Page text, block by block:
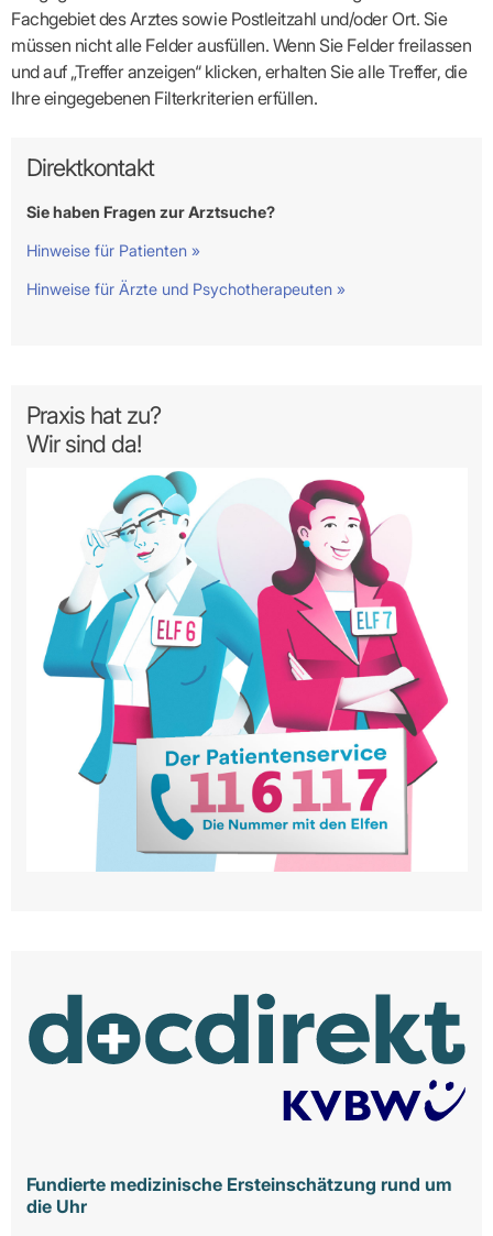
Fachgebiet des Arztes sowie Postleitzahl und/oder Ort. Sie
müssen nicht alle Felder ausfüllen. Wenn Sie Felder freilassen
und auf „Treffer anzeigen“ klicken, erhalten Sie alle Treffer, die
Ihre eingegebenen Filterkriterien erfüllen.
Direktkontakt
Sie haben Fragen zur Arztsuche?
Hinweise für Patienten »
Hinweise für Ärzte und Psychotherapeuten »
Praxis hat zu?
Wir sind da!
Fundierte medizinische Ersteinschätzung rund um
die Uhr